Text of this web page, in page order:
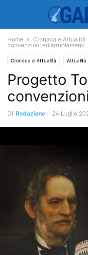
Home Cronaca e Attualità
convenzioni ed arruolamenti
Cronaca e Attualità Attualità
Progetto
Di Redazione - 24 Luglio